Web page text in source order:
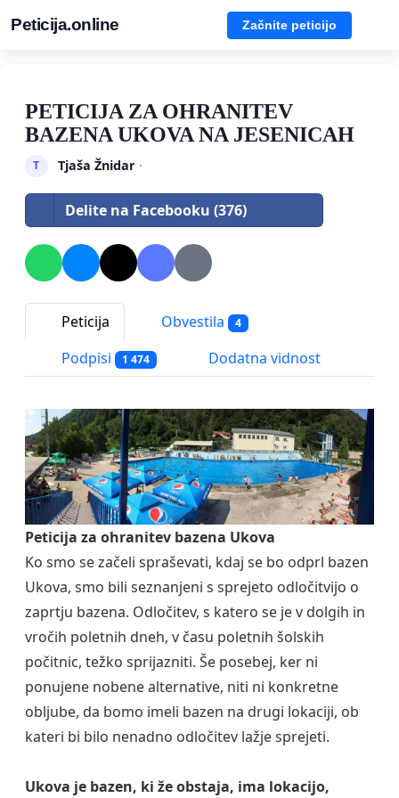
Peticija.online Začnite peticijo
PETICIJA ZA OHRANITEV
BAZENA UKOVA NA JESENICAH
T Tjaša Žnidar·
Delite na Facebooku (376)
Peticija Obvestila 4
Podpisi 1 474 Dodatna vidnost
Peticija za ohranitev bazena Ukova
Ko smo se začeli spraševati, kdaj se bo odprl bazen
Ukova, smo bili seznanjeni s sprejeto odločitvijo o
zaprtju bazena. Odločitev, s katero se je v dolgih in
vročih poletnih dneh, v času poletnih šolskih
počitnic, težko sprijazniti. Še posebej, ker ni
ponujene nobene alternative, niti ni konkretne
obljube, da bomo imeli bazen na drugi lokaciji, ob
kateri bi bilo nenadno odločitev lažje sprejeti.
Ukova je bazen, ki že obstaja, ima lokacijo,